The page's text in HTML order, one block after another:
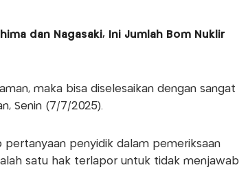
dan Nagasaki, Ini Jumlah Bom Nuklir
maka bisa diselesaikan dengan sangat
Senin (7/7/2025).
pertanyaan penyidik dalam pemeriksaan
satu hak terlapor untuk tidak menjawab